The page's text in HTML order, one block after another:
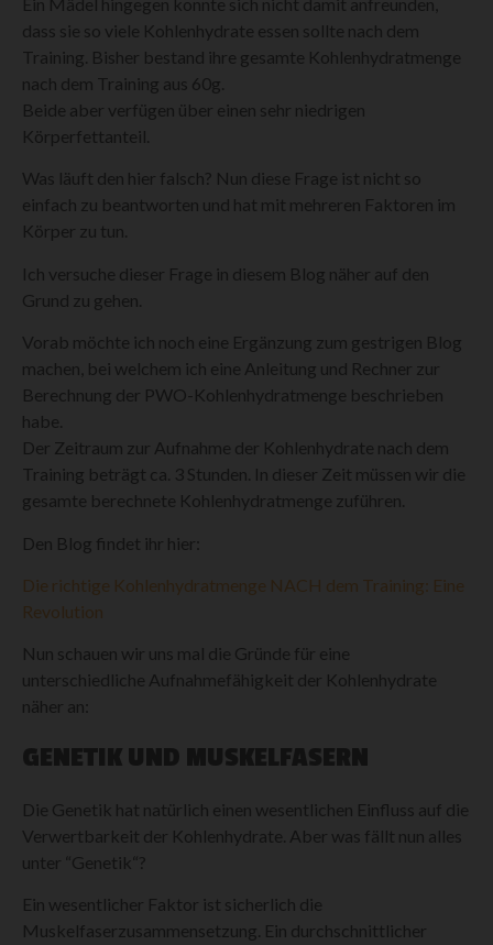
dass sie so viele Kohlenhydrate essen sollte nach dem
Training. Bisher bestand ihre gesamte Kohlenhydratmenge
nach dem Training aus 60g.
Beide aber verfügen über einen sehr niedrigen
Körperfettanteil.
Was läuft den hier falsch? Nun diese Frage ist nicht so
einfach zu beantworten und hat mit mehreren Faktoren im
Körper zu tun.
Ich versuche dieser Frage in diesem Blog näher auf den
Grund zu gehen.
Vorab möchte ich noch eine Ergänzung zum gestrigen Blog
machen, bei welchem ich eine Anleitung und Rechner zur
Berechnung der PWO-Kohlenhydratmenge beschrieben
habe.
Der Zeitraum zur Aufnahme der Kohlenhydrate nach dem
Training beträgt ca. 3 Stunden. In dieser Zeit müssen wir die
gesamte berechnete Kohlenhydratmenge zuführen.
Den Blog findet ihr hier:
Die richtige Kohlenhydratmenge NACH dem Training: Eine
Revolution
Nun schauen wir uns mal die Gründe für eine
unterschiedliche Aufnahmefähigkeit der Kohlenhydrate
näher an:
GENETIK UND MUSKELFASERN
Die Genetik hat natürlich einen wesentlichen Einfluss auf die
Verwertbarkeit der Kohlenhydrate. Aber was fällt nun alles
unter “Genetik“?
Ein wesentlicher Faktor ist sicherlich die
Muskelfaserzusammensetzung. Ein durchschnittlicher